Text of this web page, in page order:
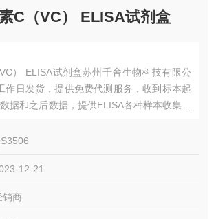
C（VC） ELISA试剂盒
） ELISA试剂盒苏州千舍生物科技有限公
作日发货，提供免费代测服务，收到标本起
据和之后数据，提供ELISA各种样本收集、
12-21
销商